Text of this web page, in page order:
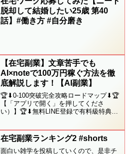
量やりきれるの…?😭果た...
脱却して結婚したい25歳 第40
話】#働き方 #自分磨き
【在宅副業】文章苦手でも
AI×noteで100万円稼ぐ方法を徹
底解説します！【AI副業】
🏆⬇︎0-100突破完全攻略ロードマップ⬇︎🏆
【「アプリで開く」を押してくださ
い）】🏆⬇︎無料LINE登録で有料級特典13
コード活用！超実践プレミアム動画...
在宅副業ランキング2 #shorts
面白い雑学を投稿していくので、是非チ